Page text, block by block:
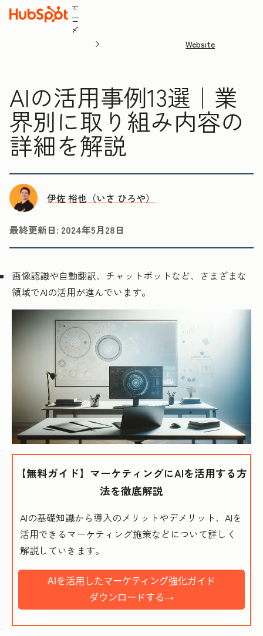
メ
ニ
ュ
Website
AIの活用事例13選｜業
界別に取り組み内容の
詳細を解説
伊佐 裕也（いさ ひろや）
最終更新日: 2024年5月28日
画像認識や自動翻訳、チャットボットなど、さまざまな
領域でAIの活用が進んでいます。
【無料ガイド】マーケティングにAIを活用する方
法を徹底解説
AIの基礎知識から導入のメリットやデメリット、AIを
活用できるマーケティング施策などについて詳しく
解説していきます。